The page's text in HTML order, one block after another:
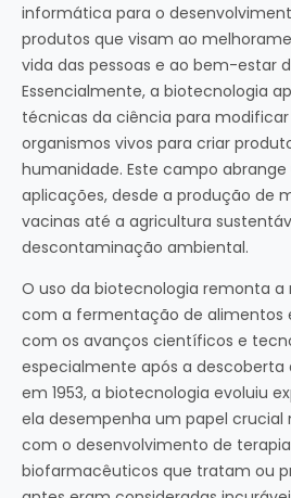
informática para o
produtos que visam ao
vida das pessoas e ao bem-estar
Essencialmente, a biotecnologia
técnicas da ciência para
organismos vivos para criar
humanidade. Este campo
aplicações, desde a produção de
vacinas até a agricultura
descontaminação ambiental.
O uso da biotecnologia remonta
com a fermentação de alimentos
com os avanços científicos e
especialmente após a descoberta
em 1953, a biotecnologia evoluiu
ela desempenha um papel
com o desenvolvimento de
biofarmacêuticos que tratam ou